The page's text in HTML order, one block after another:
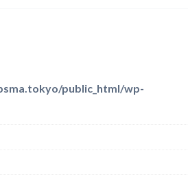
public_html/wp-